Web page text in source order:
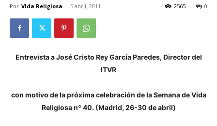
Por Vida Religiosa - 5 abril, 2011 0
2565
Entrevista a José Cristo Rey García Paredes, Director del
ITVR
con motivo de la próxima celebración de la Semana de Vida
Religiosa nº 40. (Madrid, 26-30 de abril)